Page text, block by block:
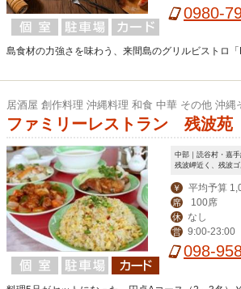
1:30-14:00,19:00-22:00
0980-
島食材の力強さを味わう、来間島のグリルビストロ「
居酒屋 創作料理 沖縄料理 和食 中華 その他 沖縄
ファミリーレストラン 残波苑
中部｜読谷村・嘉
残波岬近く、残波
￥ 平均予算
席 100席
休 なし
営 9:00-23:00
098-